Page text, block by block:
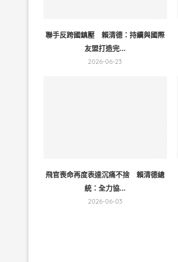
聯手反跨國鎮壓 賴清德：持續與國際
友盟打造完...
2026-06-23
飛官喪命再度表達沉痛不捨 賴清德總
統：全力協...
2026-06-03